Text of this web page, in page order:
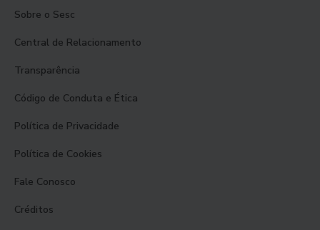
Sobre o Sesc
Central de Relacionamento
Transparência
Código de Conduta e Ética
Política de Privacidade
Política de Cookies
Fale Conosco
Créditos